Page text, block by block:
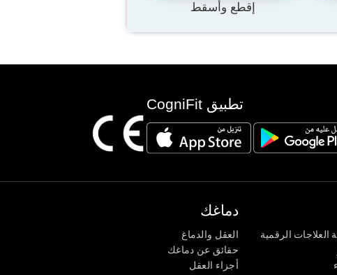
إقطع وأسقط
تطبيق CogniFit
دماغك
العقل والدماغ
حقائق عن دماغك
أجزاء العقل
الرقمية